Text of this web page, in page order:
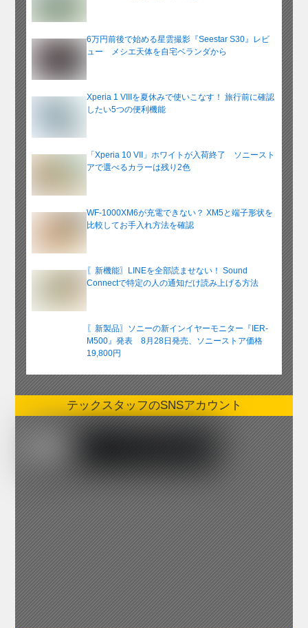
6万円前後で始める星雲撮影『Seestar S30』レビ
ュー メシエ天体を自宅ベランダから
Xperia 1 VIIIを夏休みで使いこなす！ 旅行前に確認
したい5つの便利機能
「Xperia 10 VII」ホワイトが入荷終了 ソニースト
アで選べるカラーは残り2色
WF-1000XM6が充電できない？ XM5と端子形状を
比較してお手入れ方法を確認
〖新機能〗LINEを全部読ませない！ Sound
Connectで特定の人の通知だけ読み上げる方法
〖新製品〗ソニーの新インイヤーモニター『IER-
M500』発表 8月28日発売、ソニーストア価格
19,800円
テックスタッフのSNSアカウント